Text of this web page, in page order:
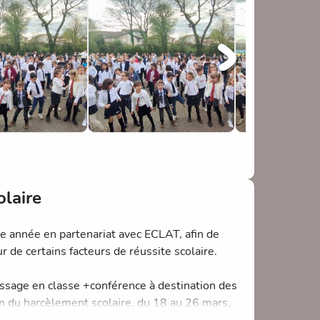
impossible!
dégusté les spécialités cuisinées par les
parents pour leur implication!
en partenariat avec ECLAT, afin de
de certains facteurs de réussite scolaire.
en classe +conférence à destination des
harcèlement scolaire, du 18 au 26 mars,